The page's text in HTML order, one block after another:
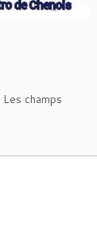
Les champs